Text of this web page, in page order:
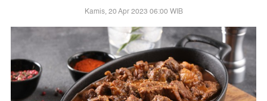
Kamis, 20 Apr 2023 06:00 WIB